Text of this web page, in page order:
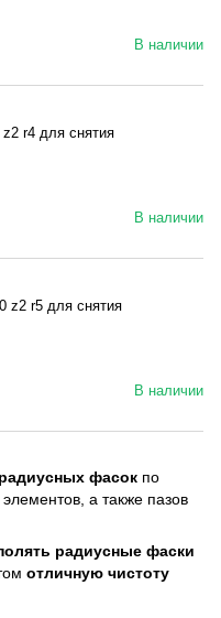
В наличии
r4 для снятия
В наличии
z2 r5 для снятия
В наличии
фасок по
а также пазов
радиусные фаски
отличную чистоту